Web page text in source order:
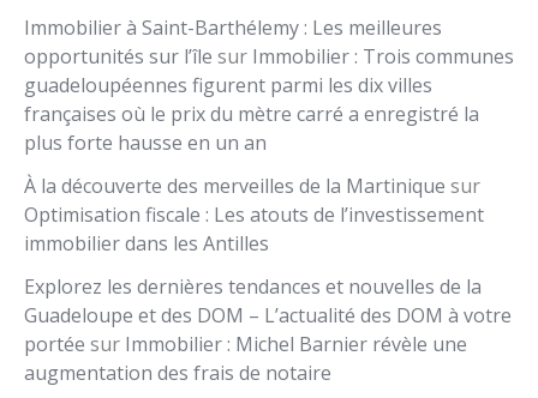
Immobilier à Saint-Barthélemy : Les meilleures
opportunités sur l’île sur Immobilier : Trois communes
guadeloupéennes figurent parmi les dix villes
françaises où le prix du mètre carré a enregistré la
plus forte hausse en un an
À la découverte des merveilles de la Martinique sur
Optimisation fiscale : Les atouts de l’investissement
immobilier dans les Antilles
Explorez les dernières tendances et nouvelles de la
Guadeloupe et des DOM – L’actualité des DOM à votre
portée sur Immobilier : Michel Barnier révèle une
augmentation des frais de notaire